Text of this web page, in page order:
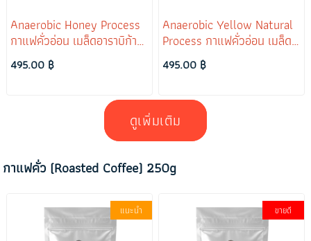
Anaerobic Honey Process
กาแฟคั่วอ่อน เมล็ดอาราบิก้า
แม่จันใต้
495.00 ฿
Anaerobic Yellow Natural
Process กาแฟคั่วอ่อน เมล็ด
อาราบิก้าแม่จันใต้
495.00 ฿
ดูเพิ่มเติม
กาแฟคั่ว (Roasted Coffee) 250g
แนะนำ ขายดี